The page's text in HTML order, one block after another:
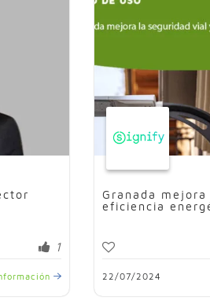
1
Granada
eficiencia
22/07/2024